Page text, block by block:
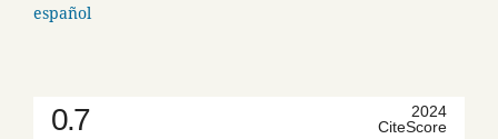
español
0.7
2024
CiteScore